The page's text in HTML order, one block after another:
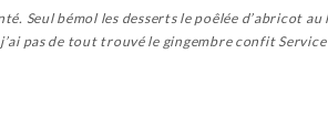
Seul bémol les desserts le poêlée d’abricot
pas de tout trouvé le gingembre confit